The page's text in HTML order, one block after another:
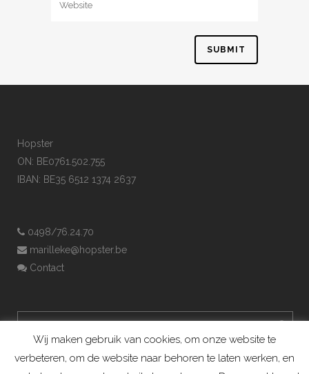
Hopster
ON: BE0761.502.755
IBAN: BE35 6512 1374 2637
0498/76.24.70
marilleke@hopster.be
Contact
Wij maken gebruik van cookies, om onze website te
verbeteren, om de website naar behoren te laten werken, en